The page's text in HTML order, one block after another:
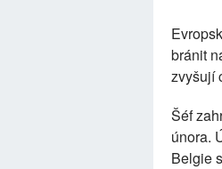
bránit
zvyšují
Šéf
února.
Belgie